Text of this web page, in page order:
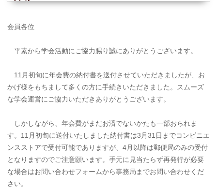
会員各位
平素から学会活動にご協力賜り誠にありがとうございます。
11月初旬に年会費の納付書を送付させていただきましたが、お
かげ様をもちまして多くの方に手続きいただきました。スムーズ
な学会運営にご協力いただきありがとうございます。
しかしながら、年会費がまだお済でないかたも一部おられま
す。11月初旬に送付いたしました納付書は3月31日までコンビニエ
ンスストアで受付可能でありますが、4月以降は郵便局のみの受付
となりますのでご注意願います。手元に見当たらず再発行が必要
な場合はお問い合わせフォームから事務局までお問い合わせくだ
さい。